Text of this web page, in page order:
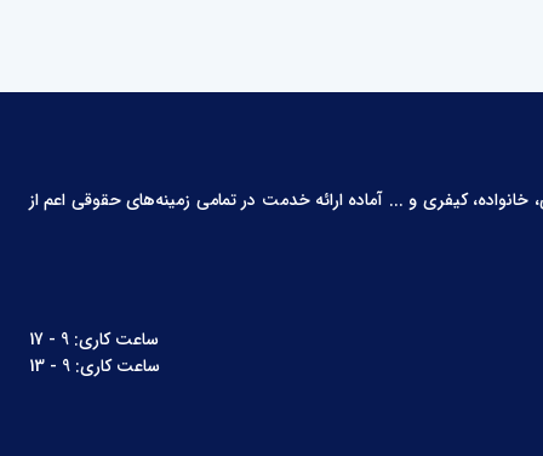
کیفری و ... آماده ارائه خدمت در تمامی زمینه‌های حقوقی اعم از
ساعت کاری: 9 - 17
ساعت کاری: 9 - 13